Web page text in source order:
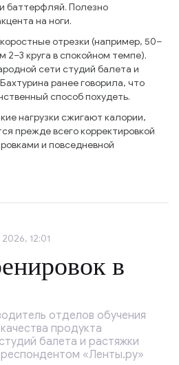
баттерфляй. Полезно
на ноги.
отрезки (например, 50–
2–3 круга в спокойном темпе).
сети студий балета и
ранее говорила, что
способ похудеть.
нагрузки сжигают калории,
прежде всего корректировкой
и повседневной
12:01
в
отделов обучения
продукта
балета и растяжки
«Ленты.ру»